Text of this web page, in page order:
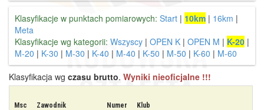
Klasyfikacje w punktach pomiarowych: Start | 10km | 16km |
Meta
Klasyfikacje wg kategorii: Wszyscy | OPEN K | OPEN M | K-20 |
M-20 | K-30 | M-30 | K-40 | M-40 | K-50 | M-50 | K-60 | M-60
Klasyfikacja wg czasu brutto. Wyniki nieoficjalne !!!
Msc Zawodnik Numer Klub